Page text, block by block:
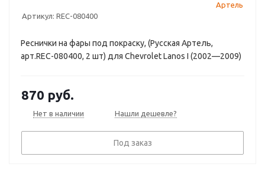
Артикул: REC-080400
Артель
Реснички на фары под покраску, (Русская Артель,
арт.REC-080400, 2 шт) для Chevrolet Lanos I (2002—2009)
870 руб.
Нет в наличии Нашли дешевле?
Под заказ